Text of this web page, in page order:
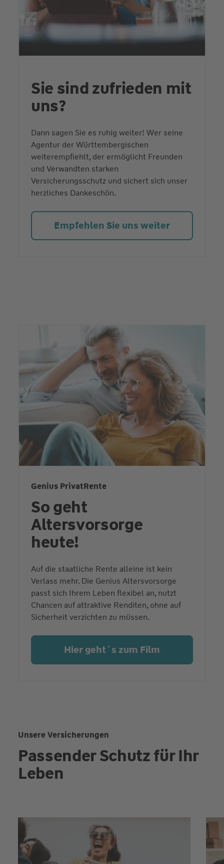
Sie sind zufrieden mit
uns?
Dann sagen Sie es ruhig weiter! Wer seine
Agentur der Württembergischen
weiterempfiehlt, der ermöglicht Freunden
und Verwandten starken
Versicherungsschutz und sichert sich unser
herzliches Dankeschön.
Empfehlen Sie uns weiter
Genius PrivatRente
So geht
Altersvorsorge
heute!
Auf die staatliche Rente alleine ist kein
Verlass mehr. Die Genius Altersvorsorge
passt sich Ihrem Leben flexibel an, nutzt
Chancen auf attraktive Renditen, ohne auf
Sicherheit verzichten zu müssen.
Hier geht´s zum Film
Unsere Versicherungen
Passender Schutz für Ihr
Leben